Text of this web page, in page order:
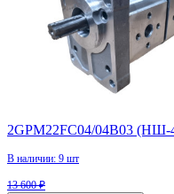
2GPM22FC04/04B03 (НШ-
В наличии: 9 шт
13 600 ₽